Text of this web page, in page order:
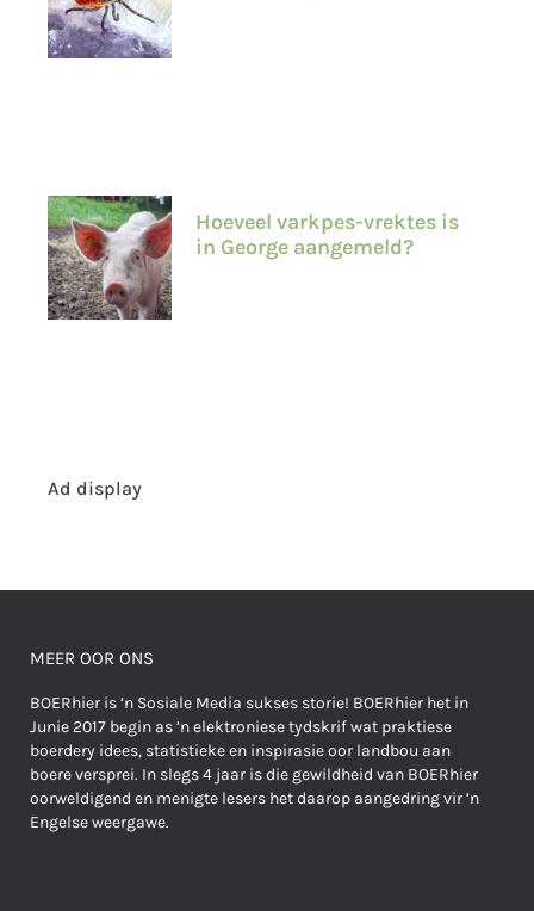
Hoeveel varkpes-vrektes is
in George aangemeld?
Ad display
MEER OOR ONS
BOERhier is ’n Sosiale Media sukses storie! BOERhier het in
Junie 2017 begin as ’n elektroniese tydskrif wat praktiese
boerdery idees, statistieke en inspirasie oor landbou aan
boere versprei. In slegs 4 jaar is die gewildheid van BOERhier
oorweldigend en menigte lesers het daarop aangedring vir ’n
Engelse weergawe.